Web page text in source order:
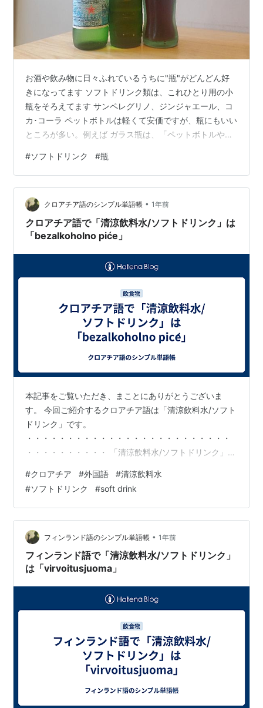
お酒や飲み物に日々ふれているうちに"瓶"がどんどん好
きになってます ソフトドリンク類は、これひとり用の小
瓶をそろえてます サンペレグリノ、ジンジャエール、コ
カ･コーラ ペットボトルは軽くて安価ですが、瓶にもいい
ところが多い。例えば ガラス瓶は、「ペットボトルや缶
「口当たりがよい」「無味無臭であるため、飲み物本来
の味を邪魔しない」 そしてなによりきれい、かわいい、
かっこいい スクリューキャップつきのサンペレグリノな
どは空き瓶を持ち帰る方もいて、ちょっとうれしかった
りします
#ソフトドリンク #瓶
クロアチア語のシンプル単語帳 • 1年前
クロアチア語で「清涼飲料水/ソフトドリンク」は
「bezalkoholno piće」
本記事をご覧いただき、まことにありがとうございま
す。 今回ご紹介するクロアチア語は「清涼飲料水/ソフト
ドリンク」です。
・・・・・・・・・・・・・・・・・・・・・・・・・
・・・・・・・・・・ 「清涼飲料水/ソフトドリンク」
⇔「soft drink」
・・・・・・・・・・・・・・・・・・・・・・・・・
・・・・・・・・・・ 〔例文〕 「ソフトドリンクは何本
ありますか？」 ⇔「Koliko bezalkoholnih pića imaš?」
(コリコ ベザルコホルニフ ピチャ イマシュ) ⇔「How
many soft drin…
#クロアチア #外国語 #清涼飲料水
#ソフトドリンク #soft drink
フィンランド語のシンプル単語帳 • 1年前
フィンランド語で「清涼飲料水/ソフトドリンク」
は「virvoitusjuoma」